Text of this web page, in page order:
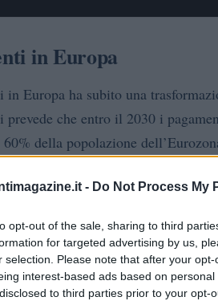
- Do Not Process My
opt-out of the sale, sharing to third
for targeted advertising by us,
selection. Please note that after your
interest-based ads based on
to third parties prior to your opt-
in Europa
Europa ha subito una
che entro il 2030 i
della popolazione
dall’emergere di nuove
mira a creare un sistema di